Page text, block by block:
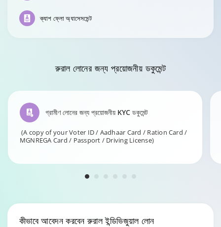
ক্যাশ ফ্লো অ্যাসেসমেন্ট
রুরাল লোনের জন্য প্রয়োজনীয় ডকুমেন্ট
গ্রামীণ লোনের জন্য প্রয়োজনীয় KYC ডকুমেন্ট
(A copy of your Voter ID / Aadhaar Card / Ration Card /
MGNREGA Card / Passport / Driving License)
কীভাবে আবেদন করবেনরুরাল ইন্ডিভিজুয়াল লোন